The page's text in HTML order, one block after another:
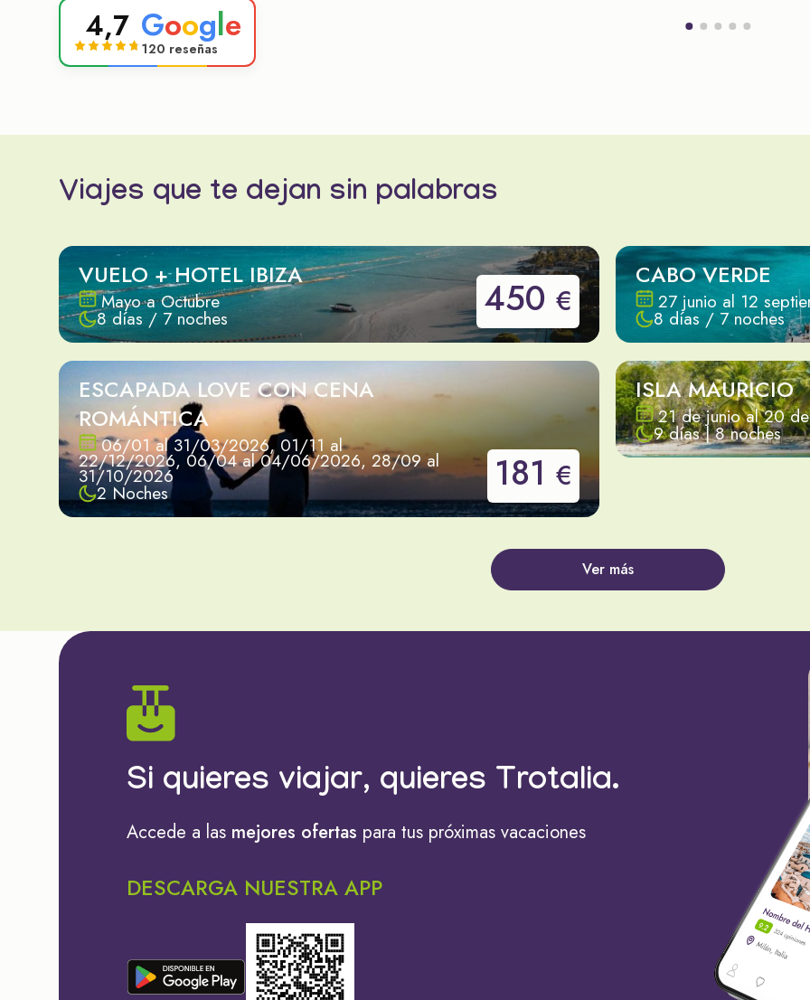
4,7 Google
120 reseñas
Viajes que te dejan sin palabras
VUELO + HOTEL IBIZA
Mayo a Octubre
8 días / 7 noches 450 €
CABO VERDE
27 junio al 12
8 días / 7 noches
ESCAPADA LOVE CON CENA
ROMÁNTICA
06/01 al 31/03/2026, 01/11 al
22/12/2026, 06/04 al 04/06/2026, 28/09 al
31/10/2026
2 Noches 181 €
ISLA MAURICIO
21 de junio al 20
9 días | 8 noches
Ver más
Si quieres viajar, quieres Trotalia.
Accede a las mejores ofertas para tus próximas vacaciones
DESCARGA NUESTRA APP